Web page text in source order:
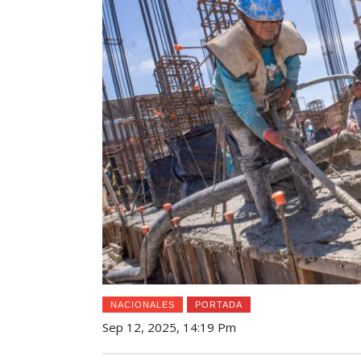
NACIONALES PORTADA
Sep 12, 2025, 14:19 Pm